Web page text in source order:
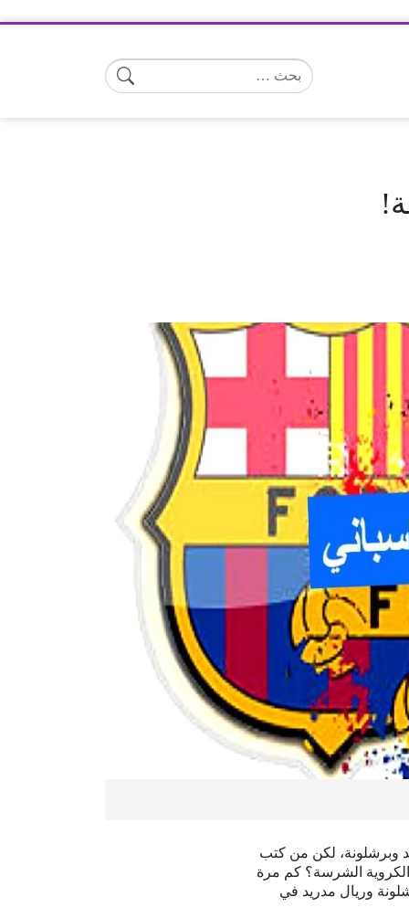
البحث عن:
وبرشلونة، لكن من كتب
الكروية الشرسة؟ كم مرة
وريال مدريد في